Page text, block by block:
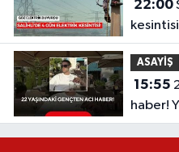
22:00Salihli'de 4 gün elektrik
ASAYİŞ
15:55
haber!
oldu